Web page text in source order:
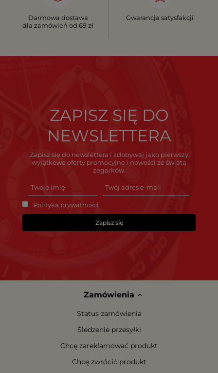
Darmowa dostawa
dla zamówień od 69 zł
Gwarancja satysfakcji
ZAPISZ SIĘ DO
NEWSLETTERA
Zapisz się do newslettera i zdobywaj jako pierwszy
wyjątkowe oferty promocyjne i nowości ze świata
zegarków.
Polityka prywatności
Zapisz się
Zamówienia
Status zamówienia
Śledzenie przesyłki
Chcę zareklamować produkt
Chcę zwrócić produkt